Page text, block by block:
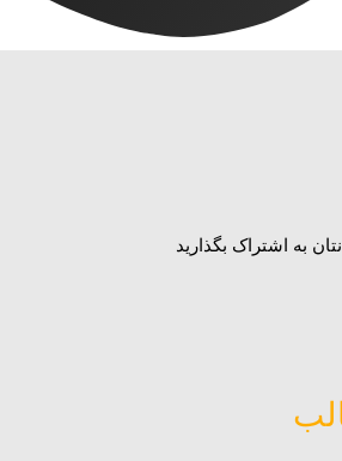
به اشتراک بگذارید